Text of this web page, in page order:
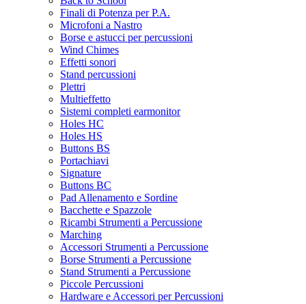
Finali di Potenza per P.A.
Microfoni a Nastro
Borse e astucci per percussioni
Wind Chimes
Effetti sonori
Stand percussioni
Plettri
Multieffetto
Sistemi completi earmonitor
Holes HC
Holes HS
Buttons BS
Portachiavi
Signature
Buttons BC
Pad Allenamento e Sordine
Bacchette e Spazzole
Ricambi Strumenti a Percussione
Marching
Accessori Strumenti a Percussione
Borse Strumenti a Percussione
Stand Strumenti a Percussione
Piccole Percussioni
Hardware e Accessori per Percussioni